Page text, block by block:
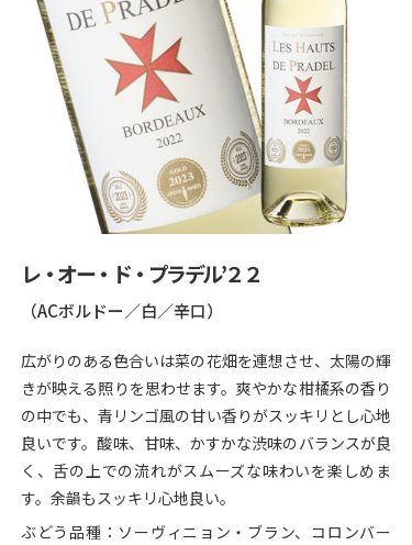
レ・オー・ド・プラデル’２２
（ACボルドー／白／辛口）
広がりのある色合いは菜の花畑を連想させ、太陽の輝
きが映える照りを思わせます。爽やかな柑橘系の香り
の中でも、青リンゴ風の甘い香りがスッキリとし心地
良いです。酸味、甘味、かすかな渋味のバランスが良
く、舌の上での流れがスムーズな味わいを楽しめま
す。余韻もスッキリ心地良い。
ぶどう品種：ソーヴィニョン・ブラン、コロンバー